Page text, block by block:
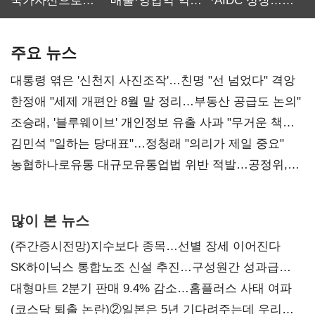
주요 뉴스
대통령 엮은 '신천지 사진조작'…친명 "선 넘었다" 격앙
한정애 "세제 개편안 8월 말 정리…부동산 공급도 논의"
조승래, '블루웨이브' 개인정보 유출 사과 "무거운 책임
통감"
김민석 "일하는 당대표"…정청래 "의리가 제일 중요"
농협하나로유통 대규모유통업법 위반 적발…공정위,
많이 본 뉴스
(주간증시전망)지수보다 종목…선별 장세 이어진다
SK하이닉스 통합노조 신설 추진…구성원간 성과급
불만 확산
대형마트 2분기 판매 9.4% 감소…홈플러스 사태 여파
(코스닥 퇴출 논란)②일본은 5년 기다려주는데 우리는